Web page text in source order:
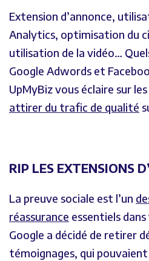
Extension d’annonce,
Analytics, optimisation du
utilisation de la vidéo…
Google Adwords et
UpMyBiz vous éclaire sur
attirer du trafic de qualité
RIP LES EXTENSIONS
La preuve sociale est l’un
réassurance essentiels
Google a décidé de retirer
témoignages, qui